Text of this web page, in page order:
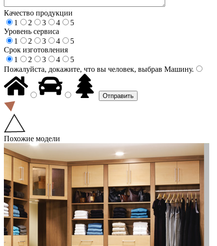
Качество продукции
1
2 3 4
5
Уровень сервиса
1
2 3 4
5
Срок изготовления
1
2 3 4
5
Пожалуйста, докажите, что вы человек, выбрав Машину.
Похожие модели